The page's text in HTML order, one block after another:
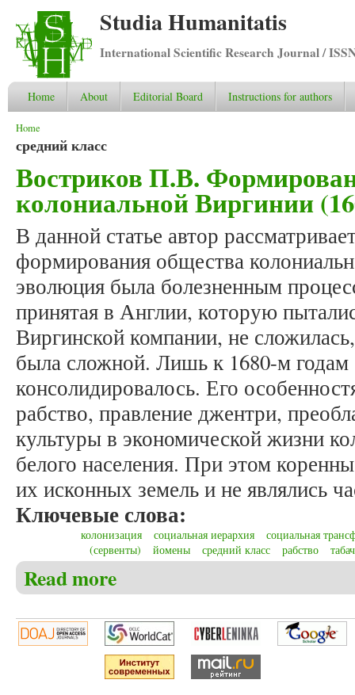
Studia Humanitatis
International Scientific Research Journal /
Home About Editorial Board Instructions for authors
You are here
Home
средний класс
Востриков П.В.
колониальной Виргинии
В данной статье автор
формирования общества
эволюция была болезненным
принятая в Англии, которую
Виргинской компании, не
была сложной. Лишь к 1680-м
консолидировалось. Его
рабство, правление джентри,
культуры в экономической жизни
белого населения. При этом
их исконных земель и не являлись
Ключевые слова:
колонизация социальная иерархия
социальная
(сервенты)
йомены средний класс рабство
Read more